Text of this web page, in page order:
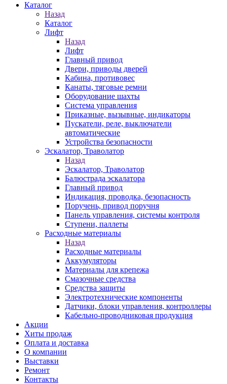
Каталог
Назад
Каталог
Лифт
Назад
Лифт
Главный привод
Двери, приводы дверей
Кабина, противовес
Канаты, тяговые ремни
Оборудование шахты
Система управления
Приказные, вызывные, индикаторы
Пускатели, реле, выключатели
автоматические
Устройства безопасности
Эскалатор, Траволатор
Назад
Эскалатор, Траволатор
Балюстрада эскалатора
Главный привод
Индикация, проводка, безопасность
Поручень, привод поручня
Панель управления, системы контроля
Ступени, паллеты
Расходные материалы
Назад
Расходные материалы
Аккумуляторы
Материалы для крепежа
Смазочные средства
Средства защиты
Электротехнические компоненты
Датчики, блоки управления, контроллеры
Кабельно-проводниковая продукция
Акции
Хиты продаж
Оплата и доставка
О компании
Выставки
Ремонт
Контакты